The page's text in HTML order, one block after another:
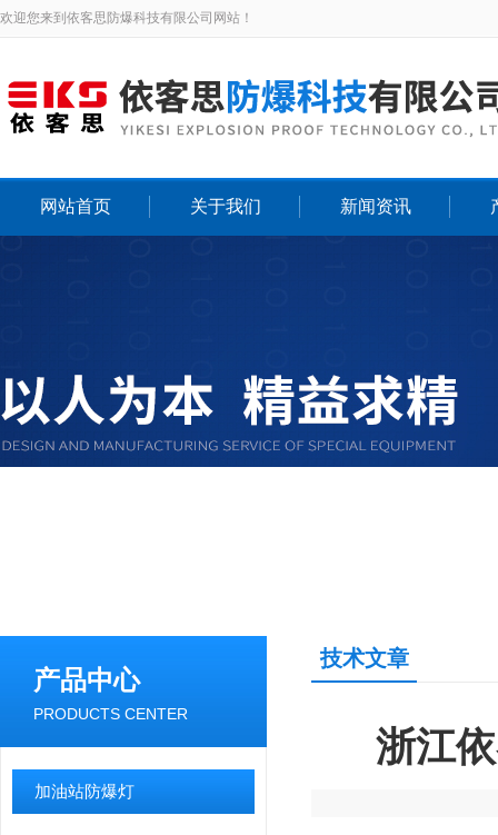
欢迎您来到依客思防爆科技有限公司网站！
网站首页 关于我们 新闻资讯
产品中心
PRODUCTS CENTER
加油站防爆灯
技术文章
浙江